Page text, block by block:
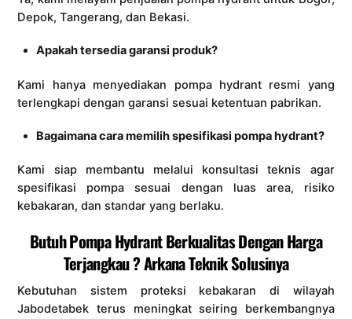
Depok, Tangerang, dan Bekasi.
Apakah tersedia garansi produk?
Kami hanya menyediakan pompa hydrant resmi yang
terlengkapi dengan garansi sesuai ketentuan pabrikan.
Bagaimana cara memilih spesifikasi pompa hydrant?
Kami siap membantu melalui konsultasi teknis agar
spesifikasi pompa sesuai dengan luas area, risiko
kebakaran, dan standar yang berlaku.
Butuh Pompa Hydrant Berkualitas Dengan Harga
Terjangkau ? Arkana Teknik Solusinya
Kebutuhan sistem proteksi kebakaran di wilayah
Jabodetabek terus meningkat seiring berkembangnya